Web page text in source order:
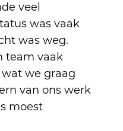
veel
was vaak
was weg.
team vaak
we graag
van ons werk
moest